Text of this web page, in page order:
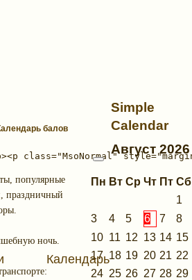
Календарь
балов
популярные
праздничный
ночь.
Simple
Calendar
Август 2026
Пн Вт Ср Чт Пт Сб
1
3
4 5 6 7 8
10 11 12 13 14 15
17 18 19 20 21 22
24 25 26 27 28 29